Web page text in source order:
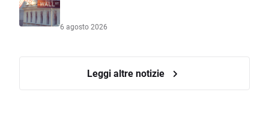
6 agosto 2026
Leggi altre notizie